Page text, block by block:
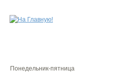
Понедельник-пятница